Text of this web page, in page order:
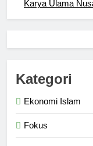
Karya Ulama
Kategori
Ekonomi Islam
Fokus
7